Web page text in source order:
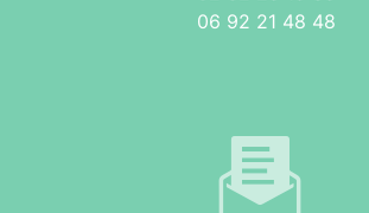
06 92 21 48 48